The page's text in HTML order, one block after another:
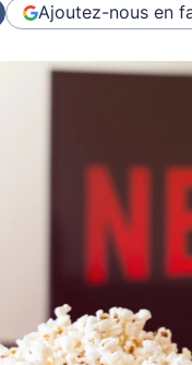
Ajoutez-nous en